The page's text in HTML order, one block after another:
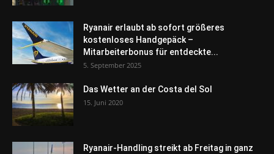
Ryanair erlaubt ab sofort größeres
kostenloses Handgepäck –
Mitarbeiterbonus für entdeckte...
5. September 2025
Das Wetter an der Costa del Sol
15. Juni 2020
Ryanair-Handling streikt ab Freitag in ganz